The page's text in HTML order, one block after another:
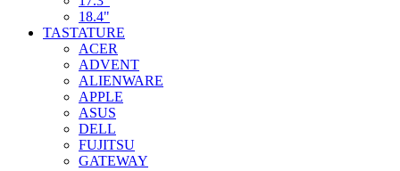
18.4"
TASTATURE
ACER
ADVENT
ALIENWARE
APPLE
ASUS
DELL
FUJITSU
GATEWAY